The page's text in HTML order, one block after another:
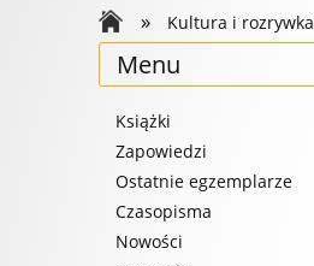
» Kultura i rozrywka
Menu
Książki
Zapowiedzi
Ostatnie egzemplarze
Czasopisma
Nowości